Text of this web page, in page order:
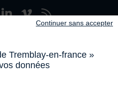
Tremblay-en-france »
données
Continuer sans accepter
Nous suivre
Facebook
InstagramLinkedIn
de page
Ville, 93290 Tremblay-en-France
à 12h et de 13h à 17h